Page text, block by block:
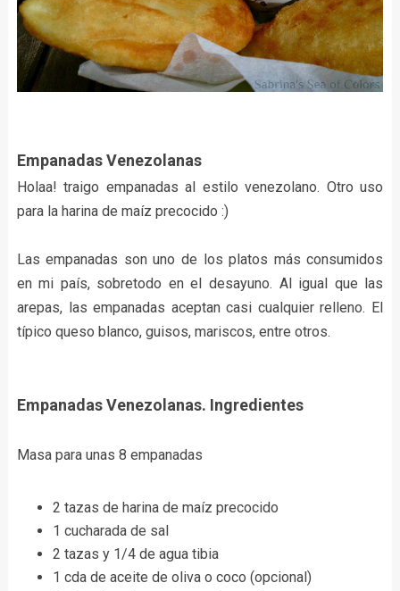
Empanadas Venezolanas
Holaa! traigo empanadas al estilo venezolano. Otro uso
para la harina de maíz precocido :)
Las empanadas son uno de los platos más consumidos
en mi país, sobretodo en el desayuno. Al igual que las
arepas, las empanadas aceptan casi cualquier relleno. El
típico queso blanco, guisos, mariscos, entre otros.
Empanadas Venezolanas. Ingredientes
Masa para unas 8 empanadas
2 tazas de harina de maíz precocido
1 cucharada de sal
2 tazas y 1/4 de agua tibia
1 cda de aceite de oliva o coco (opcional)